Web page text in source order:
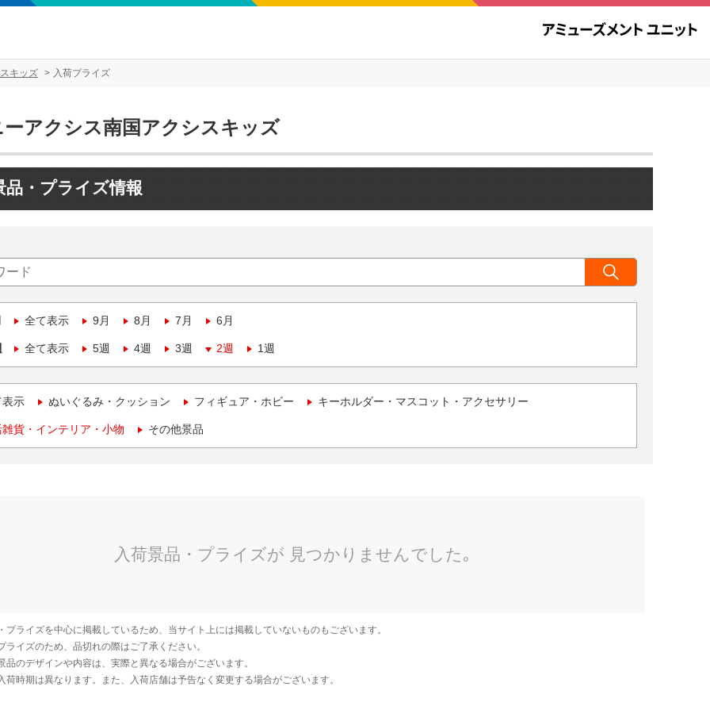
キッズ 入荷プライズ
ーアクシス南国アクシスキッズ
品・プライズ情報
全て表示 9月 8月 7月 6月
全て表示 5週 4週 3週 2週 1週
表示 ぬいぐるみ・クッション フィギュア・ホビー キーホルダー・マスコット・アクセサリー
貨・インテリア・小物 その他景品